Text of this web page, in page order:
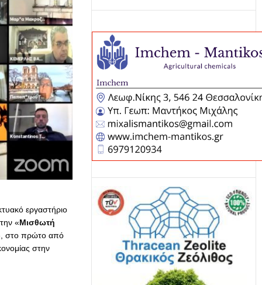
εργαστήριο
«Μισθωτή
στο πρώτο από
στην